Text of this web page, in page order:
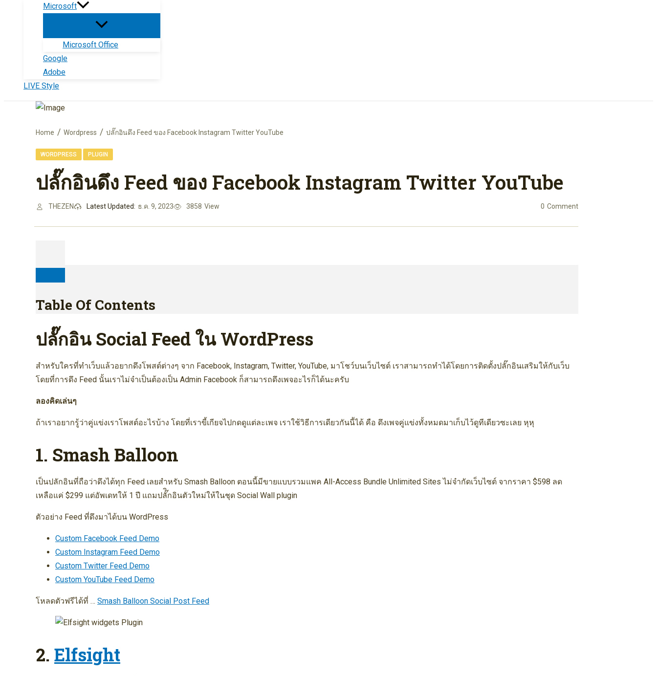
Microsoft
Microsoft Office
Google
Adobe
LIVE Style
Home Wordpress ปลั๊กอินดึง Feed ของ Facebook Instagram Twitter YouTube
WORDPRESS PLUGIN
ปลั๊กอินดึง Feed ของ Facebook Instagram Twitter YouTube
THEZEN Latest Updated: ธ.ค. 9, 2023 3858 View 0 Comment
Table Of Contents
ปลั๊กอิน Social Feed ใน WordPress
สำหรับใครที่ทำเว็บแล้วอยากดึงโพสต์ต่างๆ จาก Facebook, Instagram, Twitter, YouTube, มาโชว์บนเว็บไซต์ เราสามารถทำได้โดยการติดตั้งปลั๊กอินเสริมให้กับเว็บ
โดยที่การดึง Feed นั้นเราไม่จำเป็นต้องเป็น Admin Facebook ก็สามารถดึงเพจอะไรก็ได้นะครับ
ลองคิดเล่นๆ
ถ้าเราอยากรู้ว่าคู่แข่งเราโพสต์อะไรบ้าง โดยที่เราขี้เกียจไปกดดูแต่ละเพจ เราใช้วิธีการเดียวกันนี้ได้ คือ ดึงเพจคู่แข่งทั้งหมดมาเก็บไว้ดูทีเดียวซะเลย หุหุ
1. Smash Balloon
เป็นปลักอินที่ถือว่าดึงได้ทุก Feed เลยสำหรับ Smash Balloon ตอนนี้มีขายแบบรวมแพค All-Access Bundle Unlimited Sites ไม่จำกัดเว็บไซต์ จากราคา $598 ลด
เหลือแค่ $299 แต่อัพเดทให้ 1 ปี แถมปลั๊ิกอินตัวใหม่ให้ในชุด Social Wall plugin
ตัวอย่าง Feed ที่ดึงมาได้บน WordPress
Custom Facebook Feed Demo
Custom Instagram Feed Demo
Custom Twitter Feed Demo
Custom YouTube Feed Demo
โหลดตัวฟรีได้ที่ … Smash Balloon Social Post Feed
2. Elfsight